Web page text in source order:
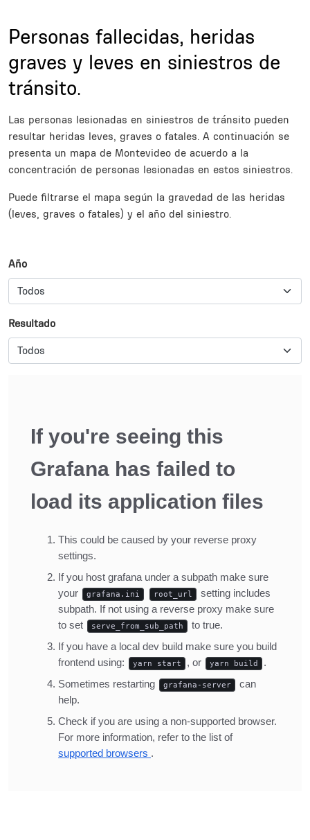
Personas fallecidas, heridas
graves y leves en siniestros de
tránsito.
Description
Las personas lesionadas en siniestros de tránsito pueden
resultar heridas leves, graves o fatales. A continuación se
presenta un mapa de Montevideo de acuerdo a la
concentración de personas lesionadas en estos siniestros.
Puede filtrarse el mapa según la gravedad de las heridas
(leves, graves o fatales) y el año del siniestro.
Año
Resultado